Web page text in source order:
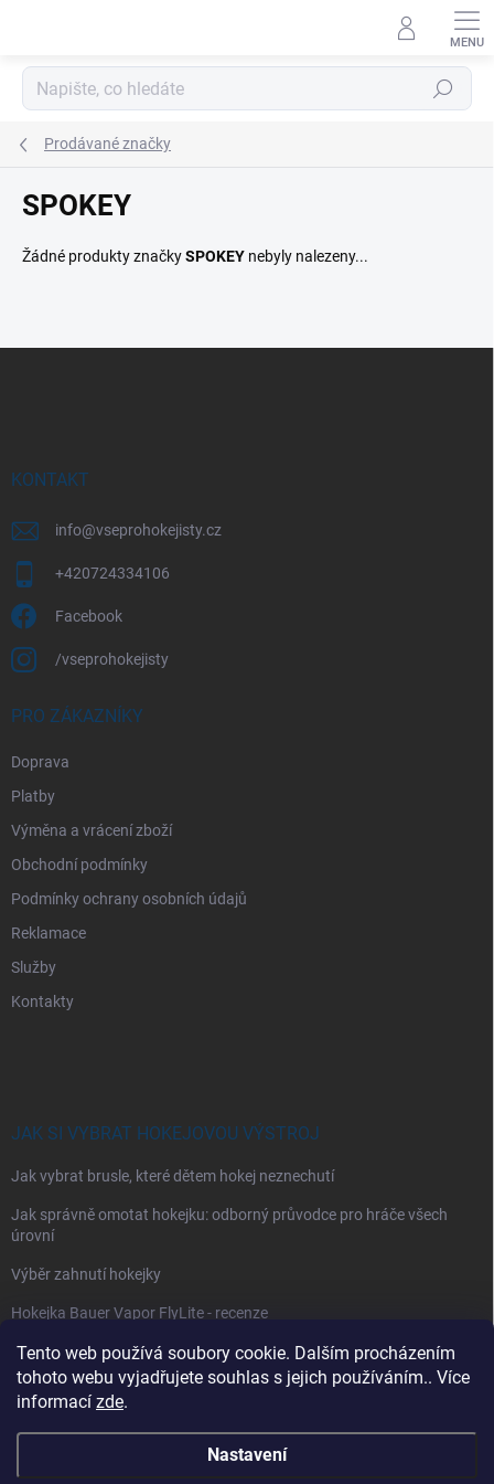
Tento web používá soubory cookie. Dalším procházením
tohoto webu vyjadřujete souhlas s jejich používáním.. Více
informací zde.
Nastavení
Hledat
Prodávané značky
SPOKEY
Žádné produkty značkySPOKEY nebyly nalezeny...
KONTAKT
info@vseprohokejisty.cz
+420724334106
Facebook
/vseprohokejisty
PRO ZÁKAZNÍKY
Doprava
Platby
Výměna a vrácení zboží
Obchodní podmínky
Podmínky ochrany osobních údajů
Reklamace
Služby
Kontakty
JAK SI VYBRAT HOKEJOVOU VÝSTROJ
Jak vybrat brusle, které dětem hokej neznechutí
Jak správně omotat hokejku: odborný průvodce pro hráče všech
úrovní
Výběr zahnutí hokejky
Hokejka Bauer Vapor FlyLite - recenze
Jak si vybrat hokejové kalhoty
Jak si vybrat hokejové chrániče ramen?